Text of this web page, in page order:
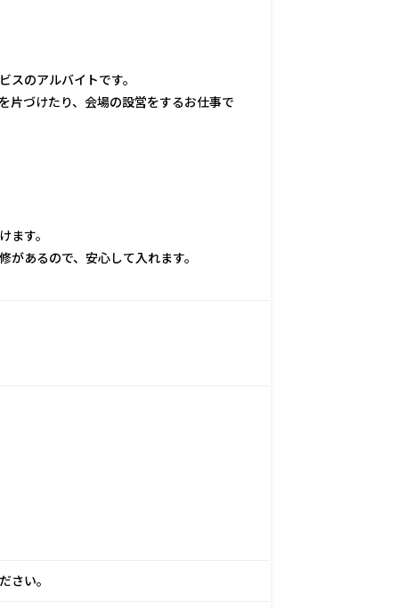
スのアルバイトです。
片づけたり、会場の設営をするお仕事で
ます。
あるので、安心して入れます。
い。